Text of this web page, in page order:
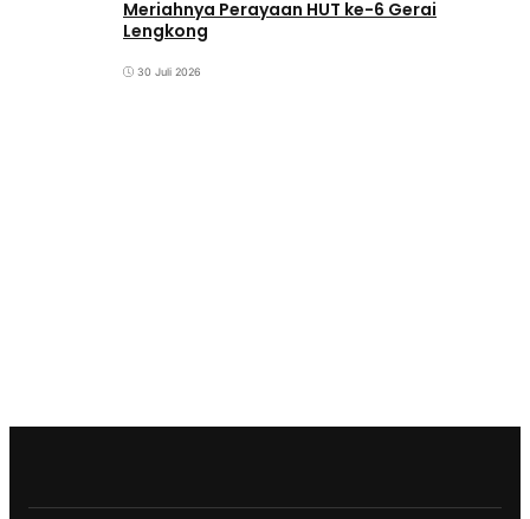
Meriahnya Perayaan HUT ke-6 Gerai
Lengkong
30 Juli 2026